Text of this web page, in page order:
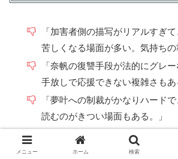
「加害者側の描写がリアルすぎ
苦しくなる場面が多い。気持ちの
「奈帆の復讐手段が法的にグレー
手放しで応援できない複雑さもあ
「夢叶への制裁がかなりハード
読むのがきつい場面もある。」
「連載中なので続きが気になり
結してほしいような、続いてほ
メニュー ホーム 検索